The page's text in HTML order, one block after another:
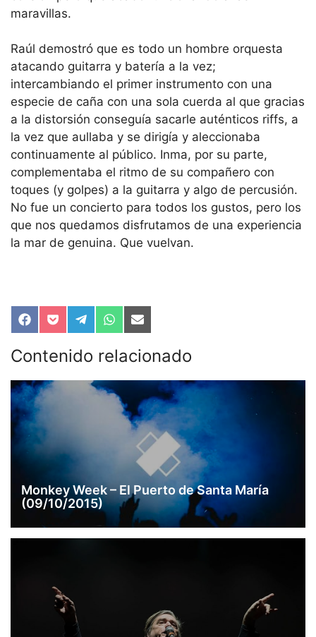
maravillas.
Raúl demostró que es todo un hombre orquesta
atacando guitarra y batería a la vez;
intercambiando el primer instrumento con una
especie de caña con una sola cuerda al que gracias
a la distorsión conseguía sacarle auténticos riffs, a
la vez que aullaba y se dirigía y aleccionaba
continuamente al público. Inma, por su parte,
complementaba el ritmo de su compañero con
toques (y golpes) a la guitarra y algo de percusión.
No fue un concierto para todos los gustos, pero los
que nos quedamos disfrutamos de una experiencia
la mar de genuina. Que vuelvan.
Compartir
en
Facebook
Compartir
en
Pocket
Compartir
en
Telegram
Compartir
en
WhatsApp
Compartir
en
Email
Contenido relacionado
Monkey Week – El Puerto de Santa María
(09/10/2015)